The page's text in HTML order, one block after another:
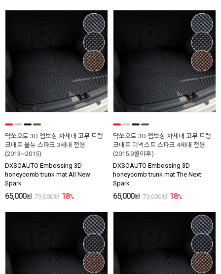
닥쏘오토 3D 엠보싱 차세대 고무 트렁
크매트 올뉴 스파크 3세대 전용
(2013~2015)
DXSOAUTO Embossing 3D
honeycomb trunk mat All New
Spark
65,000원 79,000원 18%
닥쏘오토 3D 엠보싱 차세대 고무 트렁
크매트 더넥스트 스파크 4세대 전용
(2015.9월이후)
DXSOAUTO Embossing 3D
honeycomb trunk mat The Next
Spark
65,000원 79,000원 18%